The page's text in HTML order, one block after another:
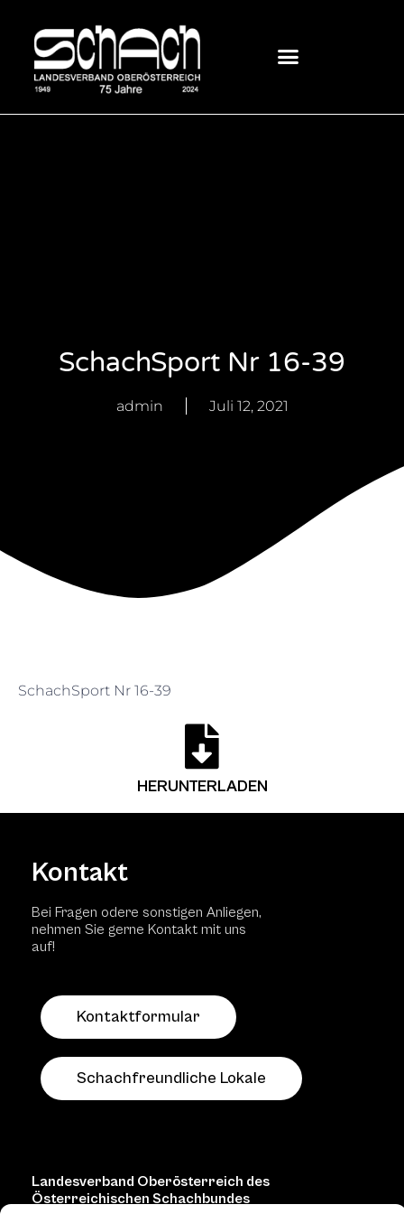
SchachSport Nr 16-39
admin Juli 12, 2021
SchachSport Nr 16-39
HERUNTERLADEN
Kontakt
Bei Fragen odere sonstigen Anliegen,
nehmen Sie gerne Kontakt mit uns
auf!
Kontaktformular
Schachfreundliche Lokale
Landesverband Oberösterreich des
Österreichischen Schachbundes